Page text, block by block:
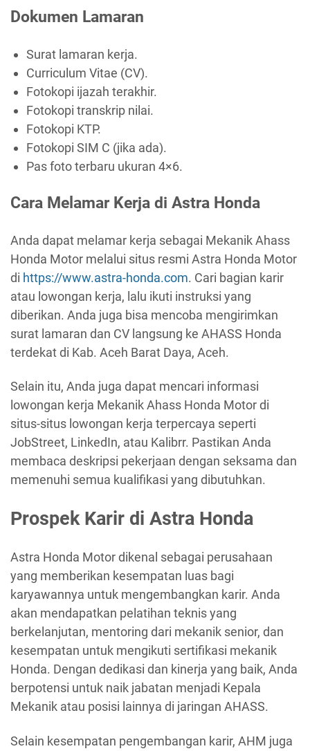
Dokumen Lamaran
Surat lamaran kerja.
Curriculum Vitae (CV).
Fotokopi ijazah terakhir.
Fotokopi transkrip nilai.
Fotokopi KTP.
Fotokopi SIM C (jika ada).
Pas foto terbaru ukuran 4×6.
Cara Melamar Kerja di Astra Honda
Anda dapat melamar kerja sebagai Mekanik Ahass
Honda Motor melalui situs resmi Astra Honda Motor
di https://www.astra-honda.com. Cari bagian karir
atau lowongan kerja, lalu ikuti instruksi yang
diberikan. Anda juga bisa mencoba mengirimkan
surat lamaran dan CV langsung ke AHASS Honda
terdekat di Kab. Aceh Barat Daya, Aceh.
Selain itu, Anda juga dapat mencari informasi
lowongan kerja Mekanik Ahass Honda Motor di
situs-situs lowongan kerja terpercaya seperti
JobStreet, LinkedIn, atau Kalibrr. Pastikan Anda
membaca deskripsi pekerjaan dengan seksama dan
memenuhi semua kualifikasi yang dibutuhkan.
Prospek Karir di Astra Honda
Astra Honda Motor dikenal sebagai perusahaan
yang memberikan kesempatan luas bagi
karyawannya untuk mengembangkan karir. Anda
akan mendapatkan pelatihan teknis yang
berkelanjutan, mentoring dari mekanik senior, dan
kesempatan untuk mengikuti sertifikasi mekanik
Honda. Dengan dedikasi dan kinerja yang baik, Anda
berpotensi untuk naik jabatan menjadi Kepala
Mekanik atau posisi lainnya di jaringan AHASS.
Selain kesempatan pengembangan karir, AHM juga